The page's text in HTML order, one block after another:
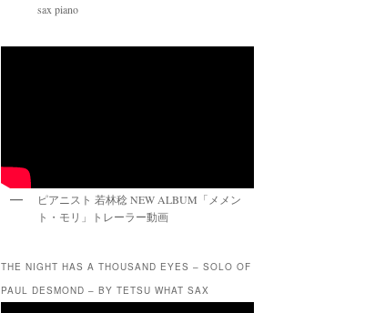
sax piano
ピアニスト 若林稔 NEW ALBUM「メメン
ト・モリ」トレーラー動画
THE NIGHT HAS A THOUSAND EYES – SOLO OF
PAUL DESMOND – BY TETSU WHAT SAX